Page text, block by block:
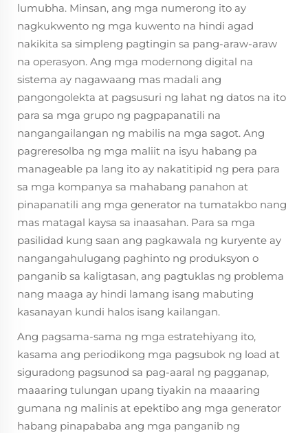
lumubha. Minsan, ang mga numerong ito ay
nagkukwento ng mga kuwento na hindi agad
nakikita sa simpleng pagtingin sa pang-araw-araw
na operasyon. Ang mga modernong digital na
sistema ay nagawaang mas madali ang
pangongolekta at pagsusuri ng lahat ng datos na ito
para sa mga grupo ng pagpapanatili na
nangangailangan ng mabilis na mga sagot. Ang
pagreresolba ng mga maliit na isyu habang pa
manageable pa lang ito ay nakatitipid ng pera para
sa mga kompanya sa mahabang panahon at
pinapanatili ang mga generator na tumatakbo nang
mas matagal kaysa sa inaasahan. Para sa mga
pasilidad kung saan ang pagkawala ng kuryente ay
nangangahulugang paghinto ng produksyon o
panganib sa kaligtasan, ang pagtuklas ng problema
nang maaga ay hindi lamang isang mabuting
kasanayan kundi halos isang kailangan.
Ang pagsama-sama ng mga estratehiyang ito,
kasama ang periodikong mga pagsubok ng load at
siguradong pagsunod sa pag-aaral ng pagganap,
maaaring tulungan upang tiyakin na maaaring
gumana ng malinis at epektibo ang mga generator
habang pinapababa ang mga panganib ng